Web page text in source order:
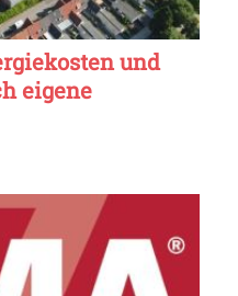
und
eigene